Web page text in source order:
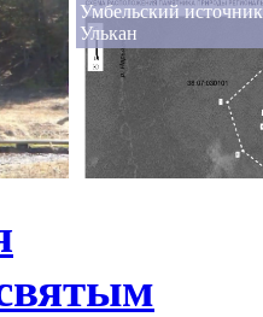
Умбельский
Улькан